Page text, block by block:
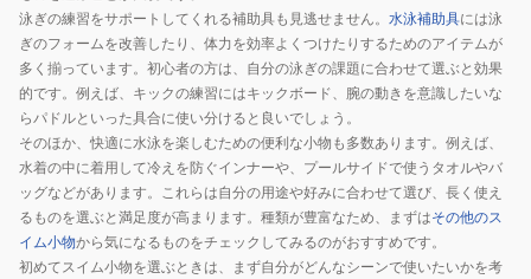
泳ぎの練習をサポートしてくれる補助具も見逃せません。 水泳補助具には泳
ぎのフォームを改善したり、体力を効率よくつけたりするためのアイテムが
多く揃っています。初心者の方は、自分の泳ぎの課題に合わせて選ぶと効果
的です。例えば、キックの練習にはキックボード、腕の動きを意識したいな
らパドルといった具合に使い分けると良いでしょう。
そのほか、快適に水泳を楽しむための便利な小物も多数あります。例えば、
水着の中に着用して冷えを防ぐインナーや、プールサイドで使うタオルやバ
ッグなどがあります。これらは自分の用途や好みに合わせて選び、長く使え
るものを選ぶと満足度が高まります。種類が豊富なため、まずはその他のス
イム小物から気になるものをチェックしてみるのがおすすめです。
初めてスイム小物を選ぶときは、まず自分がどんなシーンで使いたいかを考